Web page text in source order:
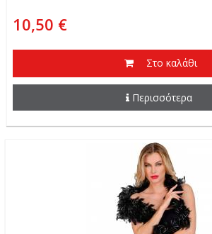
10,50 €
Στο καλάθι
Περισσότερα